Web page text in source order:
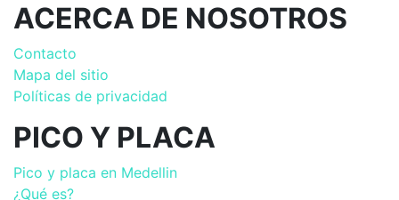
ACERCA DE NOSOTROS
Contacto
Mapa del sitio
Políticas de privacidad
PICO Y PLACA
Pico y placa en Medellin
¿Qué es?